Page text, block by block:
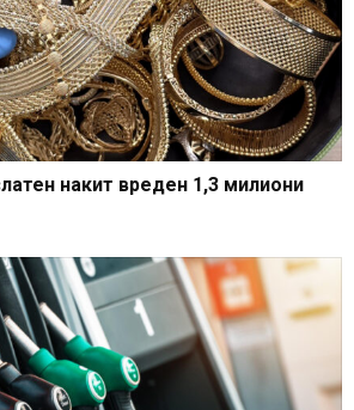
накит вреден 1,3 милиони